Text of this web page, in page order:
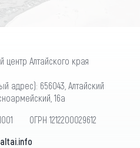
Алтайского края
адрес): 656043, Алтайский
16а
ОГРН 1212200029612